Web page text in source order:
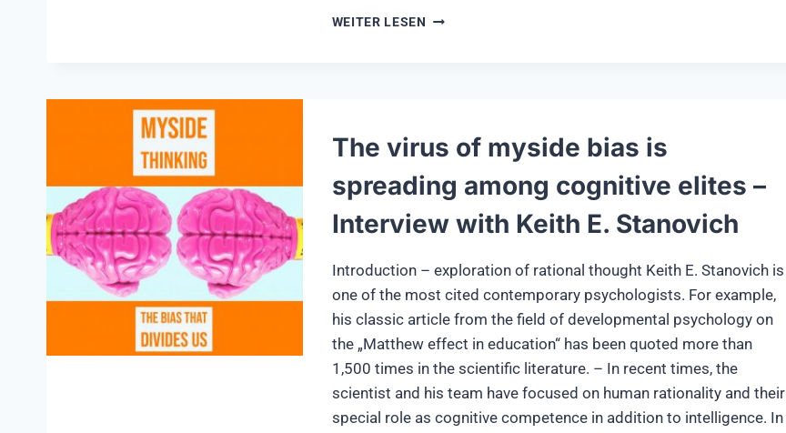
WEITER LESEN EIN
DER
BIAS
INTERVIEW
KEITH
STANOVICH
The virus of myside bias is
spreading among cognitive elites –
Interview with Keith E. Stanovich
Introduction – exploration of rational thought Keith E. Stanovich is
one of the most cited contemporary psychologists. For example,
his classic article from the field of developmental psychology on
the „Matthew effect in education“ has been quoted more than
1,500 times in the scientific literature. – In recent times, the
scientist and his team have focused on human rationality and their
special role as cognitive competence in addition to intelligence. In